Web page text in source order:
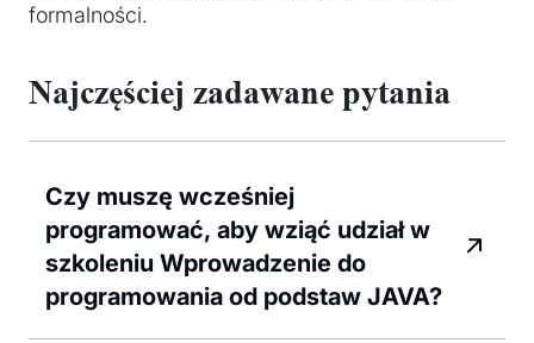
formalności.
Najczęściej zadawane pytania
Czy muszę wcześniej
programować, aby wziąć udział w
szkoleniu Wprowadzenie do
programowania od podstaw JAVA?